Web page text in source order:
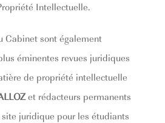
Intellectuelle.
Cabinet sont également
éminentes revues juridiques
de propriété intellectuelle
et rédacteurs permanents
site juridique pour les étudiants